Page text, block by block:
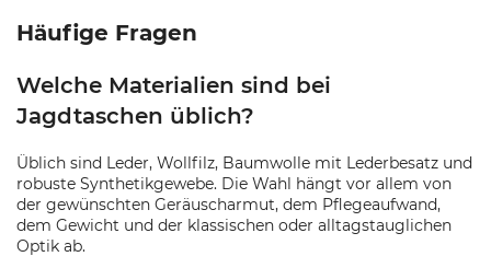
Häufige Fragen
Welche Materialien sind bei
Jagdtaschen üblich?
Üblich sind Leder, Wollfilz, Baumwolle mit Lederbesatz und
robuste Synthetikgewebe. Die Wahl hängt vor allem von
der gewünschten Geräuscharmut, dem Pflegeaufwand,
dem Gewicht und der klassischen oder alltagstauglichen
Optik ab.